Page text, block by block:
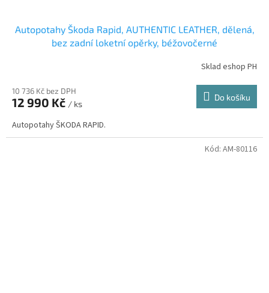
Autopotahy Škoda Rapid, AUTHENTIC LEATHER, dělená,
bez zadní loketní opěrky, béžovočerné
Sklad eshop PH
10 736 Kč bez DPH
12 990 Kč / ks
Do košíku
Autopotahy ŠKODA RAPID.
Kód: AM-80116